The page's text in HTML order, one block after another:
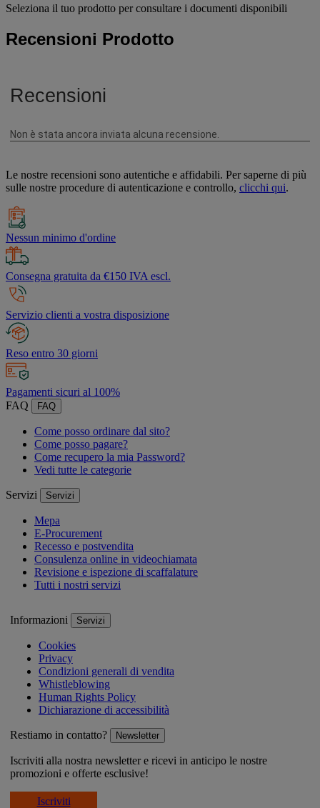
Seleziona il tuo prodotto per consultare i documenti disponibili
Recensioni Prodotto
Le nostre recensioni sono autentiche e affidabili. Per saperne di più
sulle nostre procedure di autenticazione e controllo, clicchi qui.
Nessun minimo d'ordine
Consegna gratuita da €150 IVA escl.
Servizio clienti a vostra disposizione
Reso entro 30 giorni
Pagamenti sicuri al 100%
FAQ
FAQ
Come posso ordinare dal sito?
Come posso pagare?
Come recupero la mia Password?
Vedi tutte le categorie
Servizi Servizi
Mepa
E-Procurement
Recesso e postvendita
Consulenza online in videochiamata
Revisione e ispezione di scaffalature
Tutti i nostri servizi
Informazioni Servizi
Cookies
Privacy
Condizioni generali di vendita
Whistleblowing
Human Rights Policy
Dichiarazione di accessibilità
Restiamo in contatto? Newsletter
Iscriviti alla nostra newsletter e ricevi in anticipo le nostre
promozioni e offerte esclusive!
Iscriviti